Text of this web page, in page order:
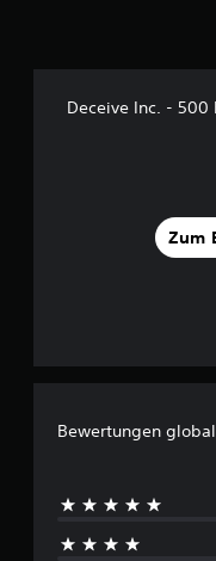
Deceive Inc. - 500
Zum
Bewertungen